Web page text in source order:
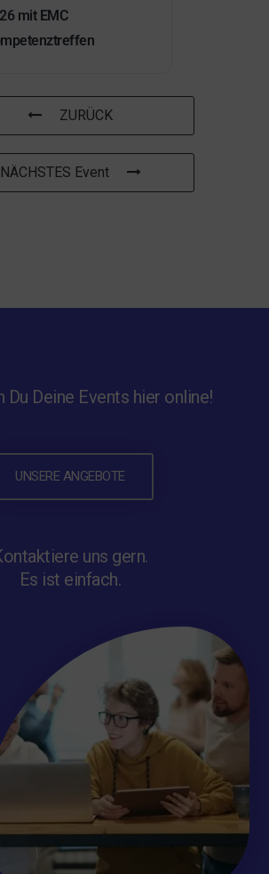
mit EMC
ZURÜCK
NÄCHSTES Event
Du Deine Events hier online!
UNSERE ANGEBOTE
uns gern.
Es ist einfach.